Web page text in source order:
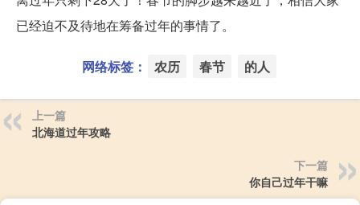
已经迫不及待地在筹备过年的事情了。
网络标签： 农历 春节 的人
上一篇
北海道过年攻略
下一篇
你自己过年干嘛